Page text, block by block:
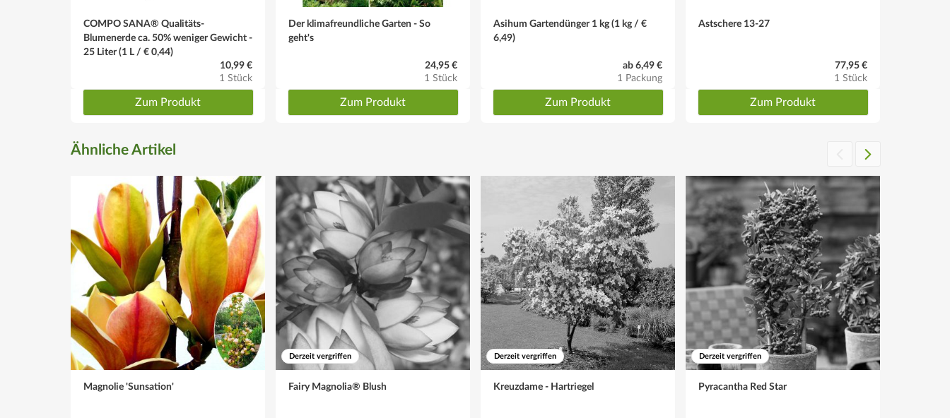
COMPO SANA® Qualitäts-
Blumenerde ca. 50% weniger Gewicht -
25 Liter (1 L / € 0,44)
10,99 €
1 Stück
Zum Produkt
Der klimafreundliche Garten - So
geht's
24,95 €
1 Stück
Zum Produkt
Asihum Gartendünger 1 kg (1 kg / €
6,49)
ab 6,49 €
1 Packung
Zum Produkt
Astschere 13-27
77,95 €
1 Stück
Zum Produkt
Ähnliche Artikel
Magnolie 'Sunsation'
Derzeit vergriffen
Fairy Magnolia® Blush
Derzeit vergriffen
Kreuzdame - Hartriegel
Derzeit vergriffen
Pyracantha Red Star